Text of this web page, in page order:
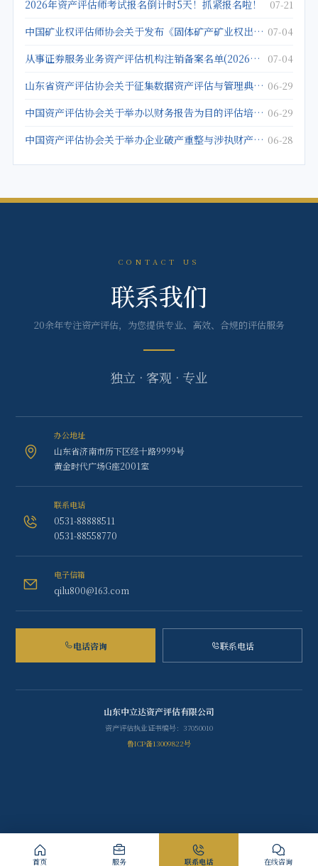
2026年资产评估师考试报名倒计时5天！抓紧报名啦！ 07-21
中国矿业权评估师协会关于发布《固体矿产矿业权出让底价评估应用指南》的公告 07-04
从事证券服务业务资产评估机构注销备案名单(2026年5月25日) 07-04
山东省资产评估协会关于征集数据资产评估与管理典型案例的通知 06-29
中国资产评估协会关于举办以财务报告为目的评估培训班的通知 06-29
中国资产评估协会关于举办企业破产重整与涉执财产评估培训班的通知 06-28
CONTACT US
联系我们
20余年专注资产评估，为您提供专业、高效、合规的评估服务
独立 · 客观 · 专业
办公地址
山东省济南市历下区经十路9999号
黄金时代广场G座2001室
联系电话
0531-88888511
0531-88558770
电子信箱
qilu800@163.com
电话咨询 联系电话
山东中立达资产评估有限公司
资产评估执业证书编号：37050010
鲁ICP备13009822号
首页 服务 联系电话 在线咨询